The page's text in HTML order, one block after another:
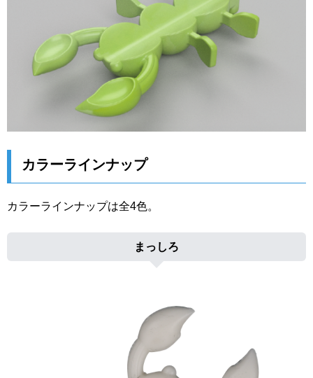
カラーラインナップ
カラーラインナップは全4色。
まっしろ